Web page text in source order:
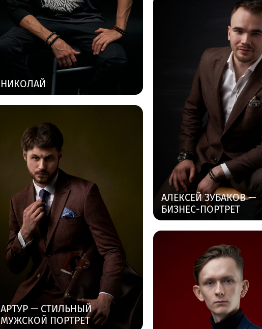
НИКОЛАЙ
АЛЕКСЕЙ ЗУБАКОВ —
БИЗНЕС-ПОРТРЕТ
АРТУР — СТИЛЬНЫЙ
МУЖСКОЙ ПОРТРЕТ